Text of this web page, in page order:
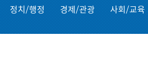
실시간보기
자주하는 질문
정치/행정 경제/관광 사회/교육